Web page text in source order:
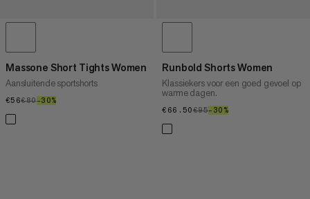
Massone Short Tights Women
Aansluitende sportshorts
€56€56
€80€80
–30%
Runbold Shorts Women
Klassiekers voor een goed gevoel op
warme dagen.
€66.50€66.50
€95€95
–30%30%